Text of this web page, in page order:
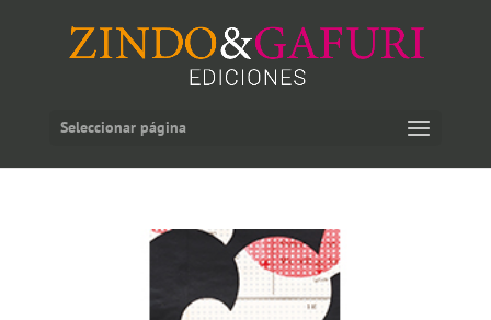
Seleccionar página